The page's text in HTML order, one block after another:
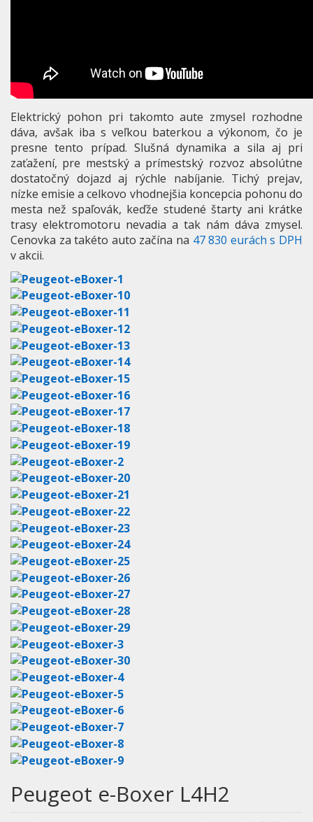
Elektrický pohon pri takomto aute zmysel rozhodne
dáva, avšak iba s veľkou baterkou a výkonom, čo je
presne tento prípad. Slušná dynamika a sila aj pri
zaťažení, pre mestský a prímestský rozvoz absolútne
dostatočný dojazd aj rýchle nabíjanie. Tichý prejav,
nízke emisie a celkovo vhodnejšia koncepcia pohonu do
mesta než spaľovák, keďže studené štarty ani krátke
trasy elektromotoru nevadia a tak nám dáva zmysel.
Cenovka za takéto auto začína na 47 830 eurách s DPH
v akcii.
Peugeot e-Boxer L4H2